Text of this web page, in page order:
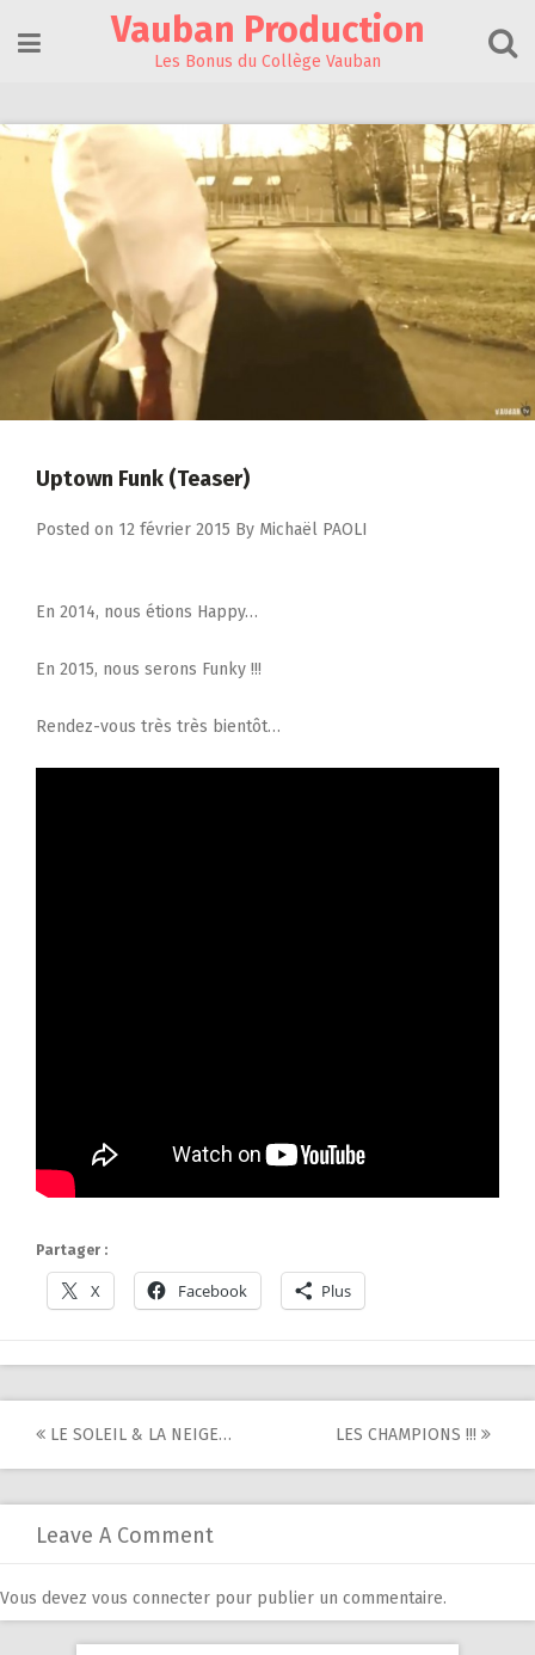
content
Vauban Production
Les Bonus du Collège Vauban
Uptown Funk (Teaser)
Posted on 12 février 2015 By Michaël PAOLI
En 2014, nous étions Happy…
En 2015, nous serons Funky !!!
Rendez-vous très très bientôt…
Partager :
X Facebook Plus
Post
navigation
LE SOLEIL & LA NEIGE… LES CHAMPIONS !!!
Leave A Comment
Vous devez vous connecter pour publier un commentaire.